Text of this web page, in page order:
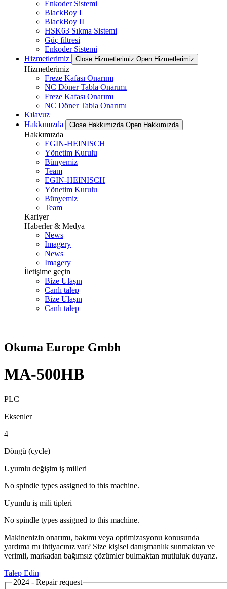
Enkoder Sistemi
BlackBoy I
BlackBoy II
HSK63 Sıkma Sistemi
Güç filtresi
Enkoder Sistemi
Hizmetlerimiz
Close Hizmetlerimiz Open Hizmetlerimiz
Hizmetlerimiz
Freze Kafası Onarımı
NC Döner Tabla Onarımı
Freze Kafası Onarımı
NC Döner Tabla Onarımı
Kılavuz
Hakkımızda
Close Hakkımızda Open Hakkımızda
Hakkımızda
EGIN-HEINISCH
Yönetim Kurulu
Bünyemiz
Team
EGIN-HEINISCH
Yönetim Kurulu
Bünyemiz
Team
Kariyer
Haberler & Medya
News
Imagery
News
Imagery
İletişime geçin
Bize Ulaşın
Canlı talep
Bize Ulaşın
Canlı talep
Okuma Europe Gmbh
MA-500HB
PLC
Eksenler
4
Döngü (cycle)
Uyumlu değişim iş milleri
No spindle types assigned to this machine.
Uyumlu iş mili tipleri
No spindle types assigned to this machine.
Makinenizin onarımı, bakımı veya optimizasyonu konusunda
yardıma mı ihtiyacınız var? Size kişisel danışmanlık sunmaktan ve
verimli, markadan bağımsız çözümler bulmaktan mutluluk duyarız.
Talep Edin
2024 - Repair request